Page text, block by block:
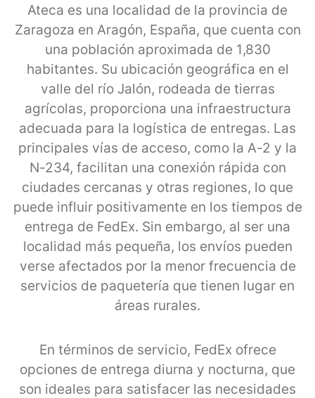
Ateca es una localidad de la provincia de
Zaragoza en Aragón, España, que cuenta con
una población aproximada de 1,830
habitantes. Su ubicación geográfica en el
valle del río Jalón, rodeada de tierras
agrícolas, proporciona una infraestructura
adecuada para la logística de entregas. Las
principales vías de acceso, como la A-2 y la
N-234, facilitan una conexión rápida con
ciudades cercanas y otras regiones, lo que
puede influir positivamente en los tiempos de
entrega de FedEx. Sin embargo, al ser una
localidad más pequeña, los envíos pueden
verse afectados por la menor frecuencia de
servicios de paquetería que tienen lugar en
áreas rurales.
En términos de servicio, FedEx ofrece
opciones de entrega diurna y nocturna, que
son ideales para satisfacer las necesidades